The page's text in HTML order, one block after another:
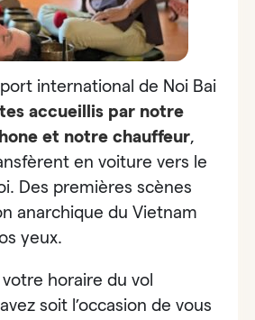
international de Noi Bai
accueillis par notre
et notre chauffeur,
en voiture vers le
Des premières scènes
anarchique du Vietnam
yeux.
horaire du vol
soit l’occasion de vous